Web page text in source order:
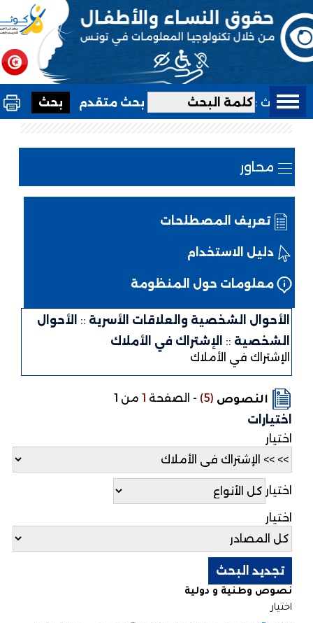
بحث : بحث متقدم
محاور
تعريف المصطلحات
دليل الاستخدام
معلومات حول المنظومة
الأحوال الشخصية والعلاقات الأسرية :: الأحوال
الشخصية :: الإشتراك في الأملاك
الإشتراك في الأملاك
النصوص (5)
-الصفحة1من 1
اختيارات
اختيار
اختيار
اختيار
نصوص وطنية و دولية
اختيار